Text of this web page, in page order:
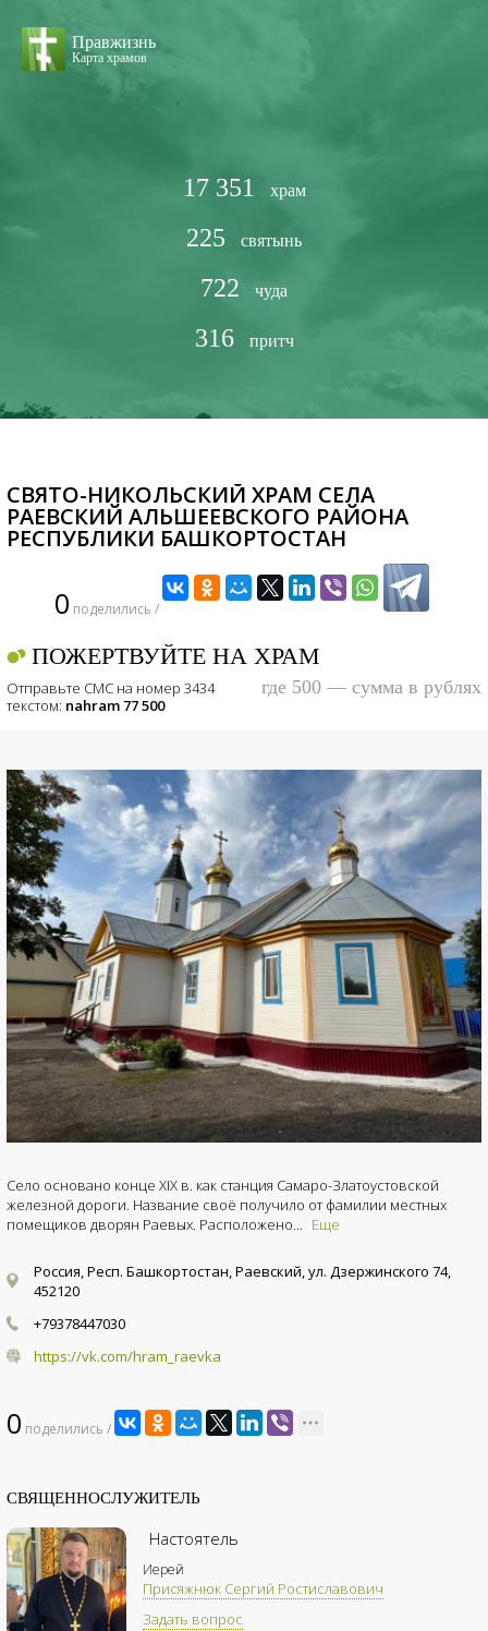
Правжизнь
Карта храмов
17 351 храм
225 святынь
722 чуда
316 притч
СВЯТО-НИКОЛЬСКИЙ ХРАМ СЕЛА
РАЕВСКИЙ АЛЬШЕЕВСКОГО РАЙОНА
РЕСПУБЛИКИ БАШКОРТОСТАН
0 поделились /
ПОЖЕРТВУЙТЕ НА ХРАМ
Отправьте СМС на номер 3434
текстом: nahram 77 500
где 500 — сумма в рублях
Село основано конце XIX в. как станция Самаро-Златоустовской
железной дороги. Название своё получило от фамилии местных
помещиков дворян Раевых. Расположено... Еще
Россия, Респ. Башкортостан, Раевский, ул. Дзержинского 74,
452120
+79378447030
https://vk.com/hram_raevka
0 поделились /
СВЯЩЕННОСЛУЖИТЕЛЬ
Настоятель
Иерей
Присяжнюк Сергий Ростиславович
Задать вопрос